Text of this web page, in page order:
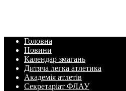
Головна
Новини
Календар змагань
Дитяча легка атлетика
Академія атлетів
Секретаріат ФЛАУ